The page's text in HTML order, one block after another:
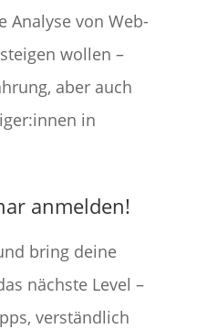
Analyse von Web-
wollen –
aber auch
in
anmelden!
bring deine
nächste Level –
verständlich